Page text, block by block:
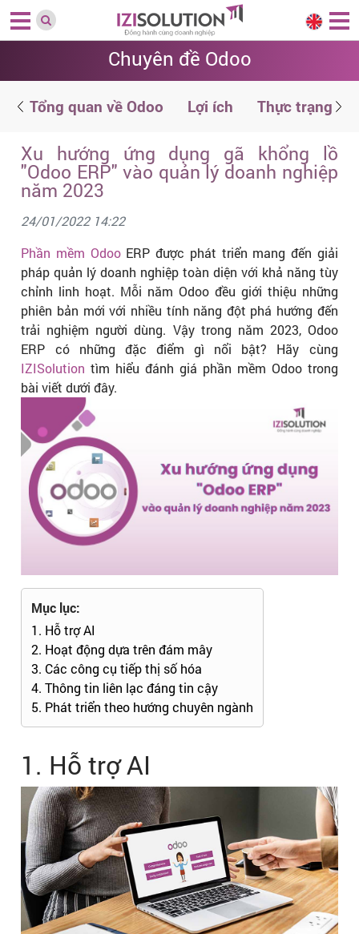
Chuyên đề Odoo
Tổng quan về Odoo Lợi ích Thực trạng
Xu hướng ứng dụng gã khổng lồ
"Odoo ERP" vào quản lý doanh nghiệp
năm 2023
24/01/2022 14:22
Phần mềm OdooERP được phát triển mang đến giải
pháp quản lý doanh nghiệp toàn diện với khả năng tùy
chỉnh linh hoạt. Mỗi năm Odoo đều giới thiệu những
phiên bản mới với nhiều tính năng đột phá hướng đến
trải nghiệm người dùng. Vậy trong năm 2023, Odoo
ERP có những đặc điểm gì nổi bật? Hãy cùng
IZISolution tìm hiểu đánh giá phần mềm Odoo trong
bài viết dưới đây.
Mục lục:
1. Hỗ trợ AI
2. Hoạt động dựa trên đám mây
3. Các công cụ tiếp thị số hóa
4. Thông tin liên lạc đáng tin cậy
5. Phát triển theo hướng chuyên ngành
1. Hỗ trợ AI